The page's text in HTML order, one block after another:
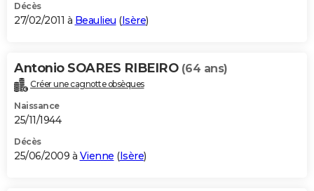
Décès
27/02/2011 à Beaulieu (Isère)
Antonio SOARES RIBEIRO (64 ans)
Créer une cagnotte obsèques
Naissance
25/11/1944
Décès
25/06/2009 à Vienne (Isère)